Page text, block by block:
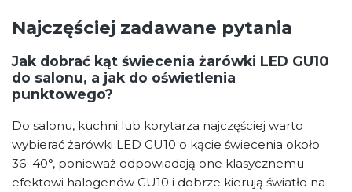
Najczęściej zadawane pytania
Jak dobrać kąt świecenia żarówki LED GU10
do salonu, a jak do oświetlenia
punktowego?
Do salonu, kuchni lub korytarza najczęściej warto
wybierać żarówki LED GU10 o kącie świecenia około
36–40°, ponieważ odpowiadają one klasycznemu
efektowi halogenów GU10 i dobrze kierują światło na